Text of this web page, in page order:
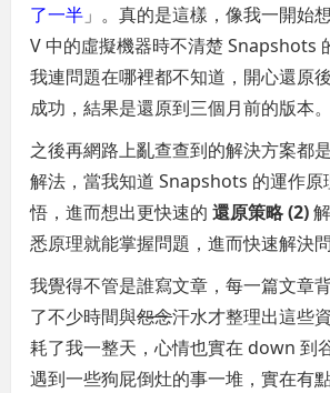
了一半 」。真的是這樣，像我一開始
V 中的虛擬機器時不清楚 Snapshots
我連問題在哪裡都不知道，開心還原
成功，結果是還原到三個月前的版本。
之後再網路上亂查查到的解決方案都
解法，當我知道 Snapshots 的運作原
悟，進而想出更快速的還原策略 (2)
悉原理就能掌握問題，進而快速解決問
我覺得不管是誰寫文章，每一篇文章
了不少時間與怨念汗水才整理出這些
耗了我一整天，心情也實在 down 到
遇到一些狗屁倒灶的事一堆，實在有點